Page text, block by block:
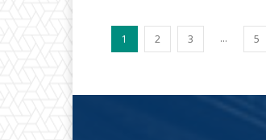
1 2 3 ... 5